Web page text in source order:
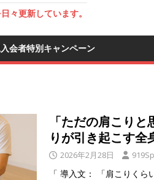
々更新しています。
会者特別キャンペーン
「ただの肩こり
りが引き起こす全
2026年2月28日
「 導入文： 「肩こりく